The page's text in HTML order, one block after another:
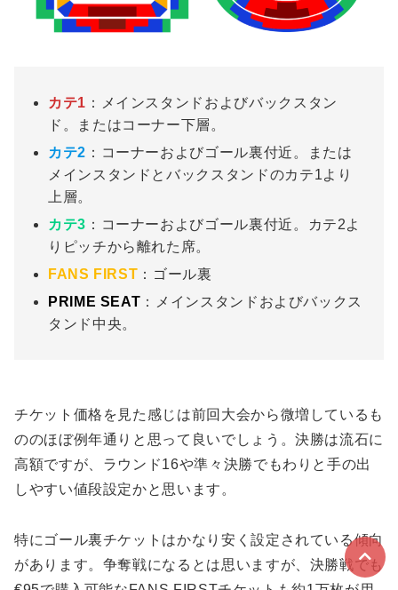
カテ1 ：メインスタンドおよびバックスタン
ド。またはコーナー下層。
カテ2 ：コーナーおよびゴール裏付近。または
メインスタンドとバックスタンドのカテ1より
上層。
カテ3 ：コーナーおよびゴール裏付近。カテ2よ
りピッチから離れた席。
FANS FIRST ：ゴール裏
PRIME SEAT ：メインスタンドおよびバックス
タンド中央。
チケット価格を見た感じは前回大会から微増しているも
ののほぼ例年通りと思って良いでしょう。決勝は流石に
高額ですが、ラウンド16や準々決勝でもわりと手の出
しやすい値段設定かと思います。
特にゴール裏チケットはかなり安く設定されている傾向
があります。争奪戦になるとは思いますが、決勝戦でも